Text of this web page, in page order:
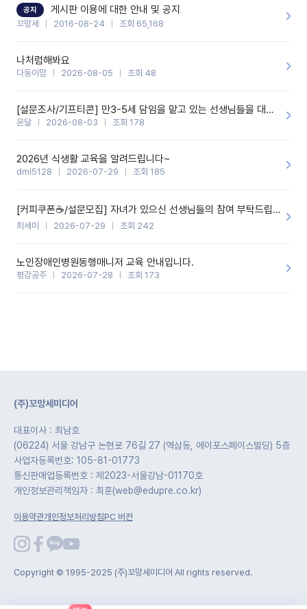
기능을 개발해 주셔서 감사합니다.
공지 게시판 이용에 대한 안내 및 공지
꼬망세 2016-08-24 조회 65,168
나처럼해봐요
다둥이맘 2026-08-05 조회 48
[설문조사/기프티콘] 만3-5세 담임을 맡고 있는 선생님들을 대상으로 설문조사를 합니다!
온달 2026-08-03 조회 178
2026년 식생활 교육을 알려드립니다~
dml5128 2026-07-29 조회 185
[커피쿠폰☕️/설문모집] 자녀가 있으신 선생님들의 참여 부탁드립니다!!
최세미 2026-07-29 조회 242
노인장애인병원동행매니저 교육 안내입니다.
평강공주 2026-07-28 조회 173
(주)꼬망세미디어
대표이사 : 최남호
(06224) 서울 강남구 논현로 76길 27 (역삼동, 에이포스페이스빌딩) 5층
사업자등록번호: 105-81-01773
통신판매업등록번호 : 제2023-서울강남-01170호
개인정보관리책임자 : 최훈(web@edupre.co.kr)
이용약관개인정보처리방침PC 버전
Copyright © 1995-2025 (주)꼬망세미디어 All rights reserved.